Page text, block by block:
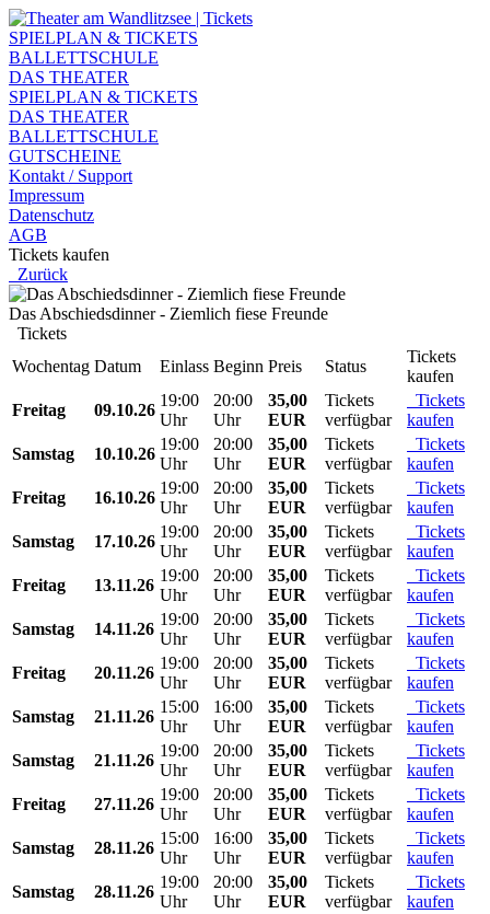
SPIELPLAN & TICKETS
BALLETTSCHULE
DAS THEATER
SPIELPLAN & TICKETS
DAS THEATER
BALLETTSCHULE
GUTSCHEINE
Kontakt / Support
Impressum
Datenschutz
AGB
Tickets kaufen
Zurück
Das Abschiedsdinner - Ziemlich fiese Freunde
Tickets
Wochentag Datum Einlass Beginn Preis Status
Tickets
kaufen
Freitag
09.10.26
19:00
Uhr
20:00
Uhr
35,00
EUR
Tickets
verfügbar
Tickets
kaufen
Samstag
10.10.26
19:00
Uhr
20:00
Uhr
35,00
EUR
Tickets
verfügbar
Tickets
kaufen
Freitag
16.10.26
19:00
Uhr
20:00
Uhr
35,00
EUR
Tickets
verfügbar
Tickets
kaufen
Samstag
17.10.26
19:00
Uhr
20:00
Uhr
35,00
EUR
Tickets
verfügbar
Tickets
kaufen
Freitag
13.11.26
19:00
Uhr
20:00
Uhr
35,00
EUR
Tickets
verfügbar
Tickets
kaufen
Samstag
14.11.26
19:00
Uhr
20:00
Uhr
35,00
EUR
Tickets
verfügbar
Tickets
kaufen
Freitag
20.11.26
19:00
Uhr
20:00
Uhr
35,00
EUR
Tickets
verfügbar
Tickets
kaufen
Samstag
21.11.26
15:00
Uhr
16:00
Uhr
35,00
EUR
Tickets
verfügbar
Tickets
kaufen
Samstag
21.11.26
19:00
Uhr
20:00
Uhr
35,00
EUR
Tickets
verfügbar
Tickets
kaufen
Freitag
27.11.26
19:00
Uhr
20:00
Uhr
35,00
EUR
Tickets
verfügbar
Tickets
kaufen
Samstag
28.11.26
15:00
Uhr
16:00
Uhr
35,00
EUR
Tickets
verfügbar
Tickets
kaufen
Samstag
28.11.26
19:00
Uhr
20:00
Uhr
35,00
EUR
Tickets
verfügbar
Tickets
kaufen